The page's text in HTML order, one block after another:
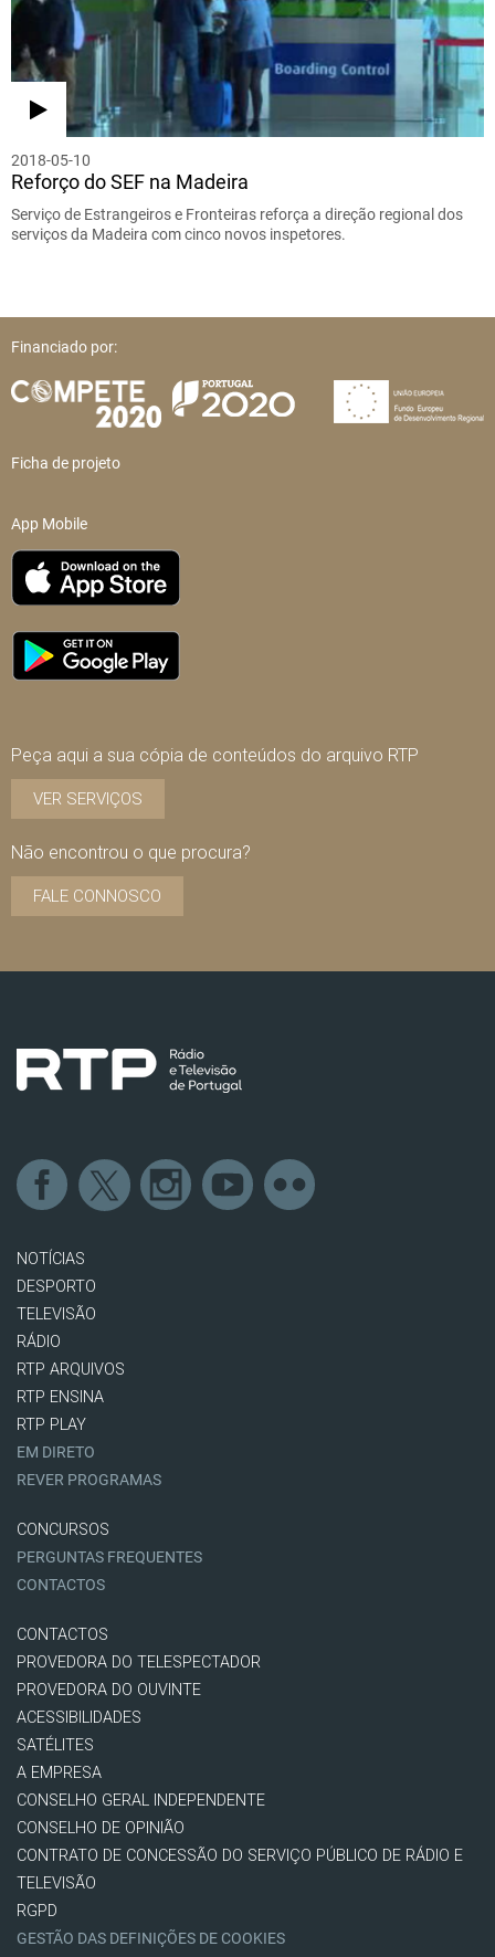
2018-05-10
Reforço do SEF na Madeira
Serviço de Estrangeiros e Fronteiras reforça a direção regional dos
serviços da Madeira com cinco novos inspetores.
Financiado por:
Ficha de projeto
App Mobile
Peça aqui a sua cópia de conteúdos do arquivo RTP
VER SERVIÇOS
Não encontrou o que procura?
FALE CONNOSCO
NOTÍCIAS
DESPORTO
TELEVISÃO
RÁDIO
RTP ARQUIVOS
RTP ENSINA
RTP PLAY
EM DIRETO
REVER PROGRAMAS
CONCURSOS
PERGUNTAS FREQUENTES
CONTACTOS
CONTACTOS
PROVEDORA DO TELESPECTADOR
PROVEDORA DO OUVINTE
ACESSIBILIDADES
SATÉLITES
A EMPRESA
CONSELHO GERAL INDEPENDENTE
CONSELHO DE OPINIÃO
CONTRATO DE CONCESSÃO DO SERVIÇO PÚBLICO DE RÁDIO E
TELEVISÃO
RGPD
GESTÃO DAS DEFINIÇÕES DE COOKIES